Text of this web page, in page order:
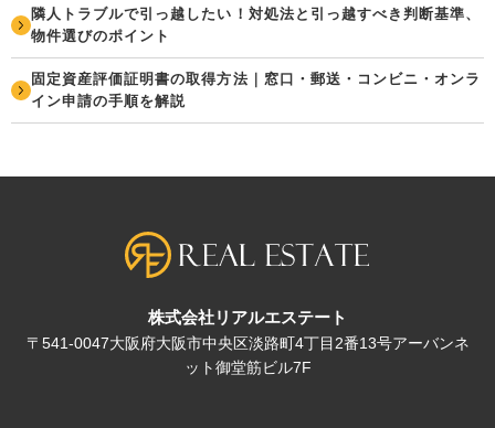
隣人トラブルで引っ越したい！対処法と引っ越すべき判断基準、
物件選びのポイント
固定資産評価証明書の取得方法｜窓口・郵送・コンビニ・オンラ
イン申請の手順を解説
株式会社リアルエステート
〒541-0047大阪府大阪市中央区淡路町4丁目2番13号アーバンネ
ット御堂筋ビル7F